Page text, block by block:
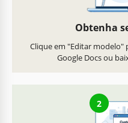
Obtenha
Clique em "Editar modelo"
Google Docs ou
2